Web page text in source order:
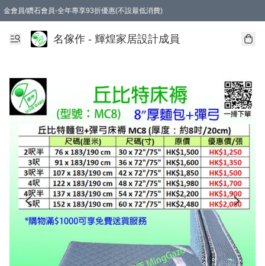
金會員/鑽石會員-全年專享93折優惠(不設最低消費)
名傢作 - 輝煌家居設計成員